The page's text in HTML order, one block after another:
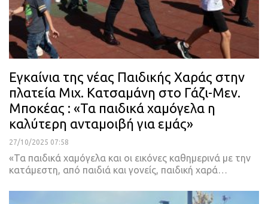
Εγκαίνια της νέας Παιδικής Χαράς στην
πλατεία Μιχ. Κατσαμάνη στο Γάζι-Μεν.
Μποκέας : «Τα παιδικά χαμόγελα η
καλύτερη ανταμοιβή για εμάς»
27/10/2025 07:58
«Τα παιδικά χαμόγελα και οι εικόνες καθημερινά με την
κατάμεστη, από παιδιά και γονείς, παιδική χαρά…